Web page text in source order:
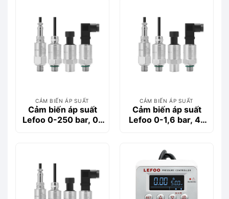
CẢM BIẾN ÁP SUẤT
Cảm biến áp suất
Lefoo 0-250 bar, 0-
CẢM BIẾN ÁP SUẤT
Cảm biến áp suất
Lefoo 0-1,6 bar, 4-